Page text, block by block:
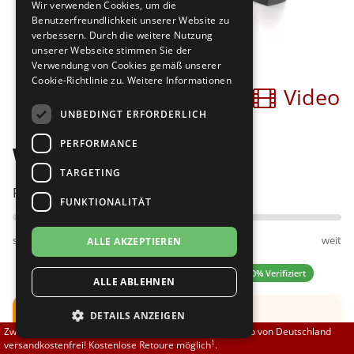
Brautschuhe
Sneaker
Übergrößen 43-44
Flexerinas
Merlet
Nueva Epoca
RayRose
Rummos
Rumpf
SoDanca
TopTanz
Bilder Video
Werner Kern Eva 5,5
Passt am besten bei Fußweite:
schmal normal weit
4.44 (9 Bewertungen) ✓ 100% Verifiziert
Hinweis: Schuh fällt groß aus.
Empfehlung: Einehalbe UKNummer kleiner
Zwischen 70,00 EUR und 800,00 EUR liefern wir innerhalb von Deutschland
versandkostenfrei! Kostenlose Retoure möglich1.
Wir verwenden Cookies, um die
Benutzerfreundlichkeit unserer Website zu
verbessern. Durch die weitere Nutzung
unserer Webseite stimmen Sie der
Verwendung von Cookies gemäß unserer
Cookie-Richtlinie zu. Weitere Informationen
UNBEDINGT ERFORDERLICH
PERFORMANCE
TARGETING
FUNKTIONALITÄT
ALLE AKZEPTIEREN
ALLE ABLEHNEN
DETAILS ANZEIGEN